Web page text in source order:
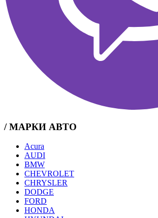
/ МАРКИ АВТО
Acura
AUDI
BMW
CHEVROLET
CHRYSLER
DODGE
FORD
HONDA